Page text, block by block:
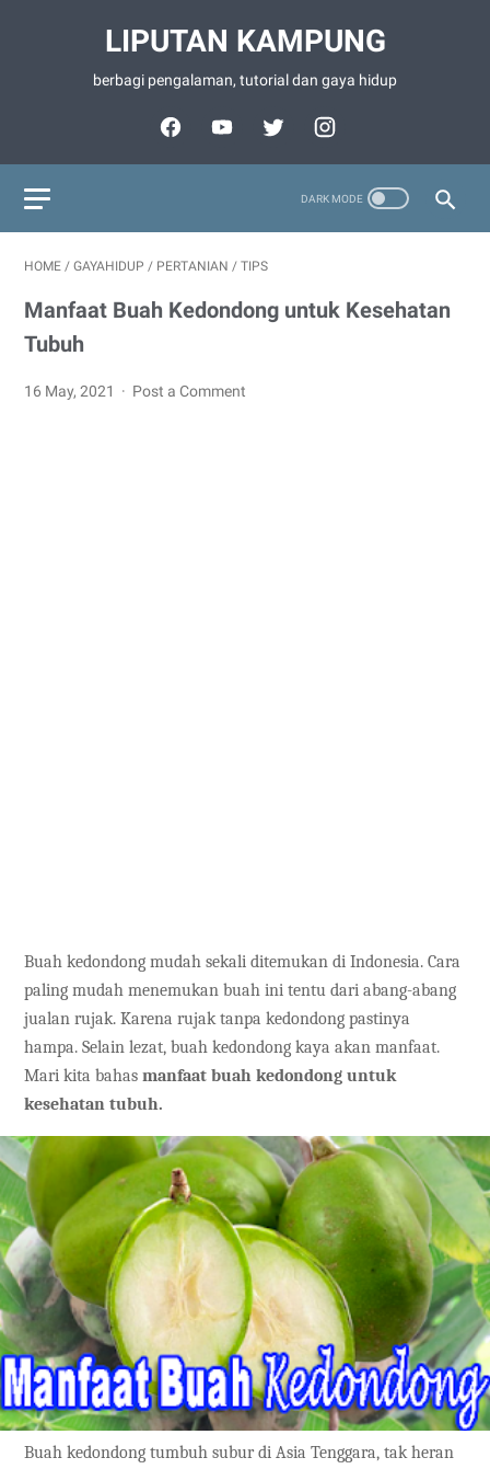
LIPUTAN KAMPUNG
berbagi pengalaman, tutorial dan gaya hidup
HOME / GAYAHIDUP / PERTANIAN / TIPS
Manfaat Buah Kedondong untuk Kesehatan
Tubuh
16 May, 2021 Post a Comment
Buah kedondong mudah sekali ditemukan di Indonesia. Cara
paling mudah menemukan buah ini tentu dari abang-abang
jualan rujak. Karena rujak tanpa kedondong pastinya
hampa. Selain lezat, buah kedondong kaya akan manfaat.
Mari kita bahas manfaat buah kedondong untuk
kesehatan tubuh.
Buah kedondong tumbuh subur di Asia Tenggara, tak heran